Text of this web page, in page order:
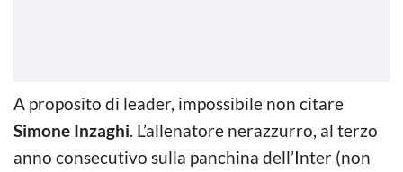
A proposito di leader, impossibile non citare
Simone Inzaghi. L’allenatore nerazzurro, al terzo
anno consecutivo sulla panchina dell’Inter (non